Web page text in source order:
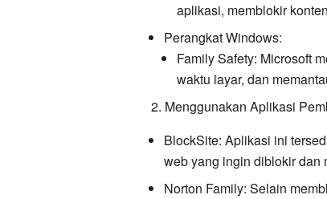
aplikasi, memblokir
Perangkat Windows:
Family Safety: Microsoft
waktu layar, dan
2. Menggunakan Aplikasi
BlockSite: Aplikasi ini
web yang ingin diblokir dan
Norton Family: Selain